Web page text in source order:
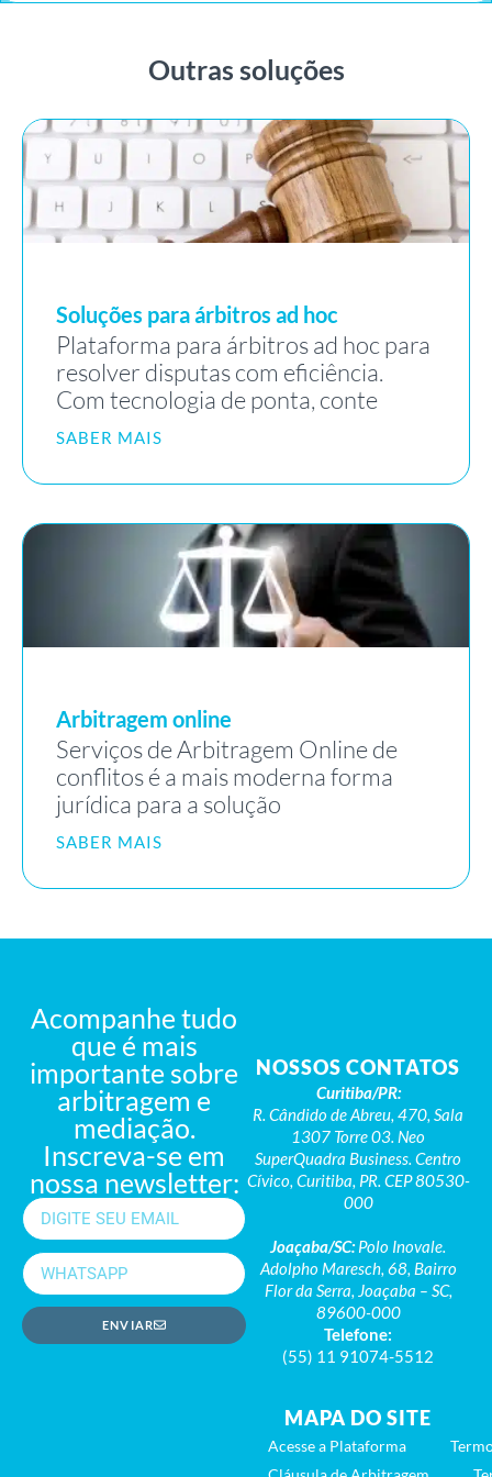
Outras soluções
Soluções para árbitros ad hoc
Plataforma para árbitros ad hoc para
resolver disputas com eficiência.
Com tecnologia de ponta, conte
SABER MAIS
Arbitragem online
Serviços de Arbitragem Online de
conflitos é a mais moderna forma
jurídica para a solução
SABER MAIS
Acompanhe tudo
que é mais
importante sobre
arbitragem e
mediação.
Inscreva-se em
nossa newsletter:
ENVIAR
NOSSOS CONTATOS
Curitiba/PR:
R. Cândido de Abreu, 470, Sala
1307 Torre 03. Neo
SuperQuadra Business. Centro
Cívico, Curitiba, PR. CEP 80530-
000
Joaçaba/SC:Polo Inovale.
Adolpho Maresch, 68, Bairro
Flor da Serra, Joaçaba – SC,
89600-000
Telefone:
(55) 11 91074-5512
MAPA DO SITE
Acesse a Plataforma